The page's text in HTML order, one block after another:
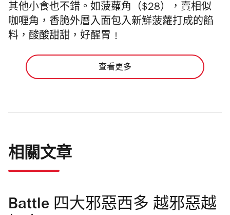
其他小食也不錯。如菠蘿角（$28），賣相似
咖喱角，香脆外層入面包入新鮮菠蘿打成的餡
料，酸酸甜甜，好醒胃﹗
查看更多
相關文章
Battle 四大邪惡西多 越邪惡越